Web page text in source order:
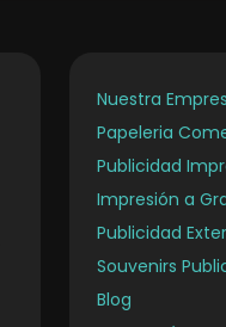
Nuestra
Papeleria
Publicidad
Impresión a
Publicidad
Souvenirs
Blog